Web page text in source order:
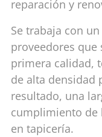
reparación y
Se trabaja con
proveedores
primera calidad,
de alta densidad
resultado, una
cumplimiento de
en tapicería.